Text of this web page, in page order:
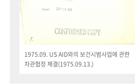
1975.09. US AID와의 보건시범사업에 관한
차관협정 체결(1975.09.13.)